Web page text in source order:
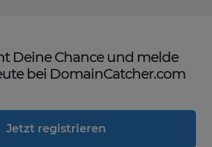
Deine Chance und melde
bei DomainCatcher.com
Jetzt registrieren